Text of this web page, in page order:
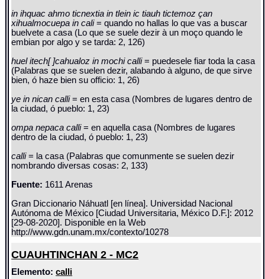
in ihquac ahmo ticnextia in tlein ic tiauh tictemoz çan
xihualmocuepa in cali= quando no hallas lo que vas a buscar
buelvete a casa (Lo que se suele dezir à un moço quando le
embian por algo y se tarda: 2, 126)
huel itech[ ]cahualoz in mochi calli= puedesele fiar toda la casa
(Palabras que se suelen dezir, alabando à alguno, de que sirve
bien, ó haze bien su officio: 1, 26)
ye in nican calli= en esta casa (Nombres de lugares dentro de
la ciudad, ó pueblo: 1, 23)
ompa nepaca calli= en aquella casa (Nombres de lugares
dentro de la ciudad, ó pueblo: 1, 23)
calli= la casa (Palabras que comunmente se suelen dezir
nombrando diversas cosas: 2, 133)
Fuente: 1611 Arenas
Gran Diccionario Náhuatl [en línea]. Universidad Nacional
Autónoma de México [Ciudad Universitaria, México D.F.]: 2012
[29-08-2020]. Disponible en la Web
http://www.gdn.unam.mx/contexto/10278
CUAUHTINCHAN 2 - MC2
Elemento:calli